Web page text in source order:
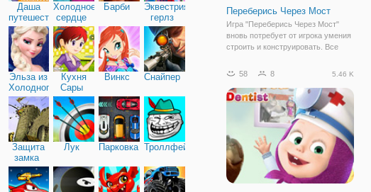
Даша
путешественница
Холодное
сердце
Барби
Эквестрия
герлз
Эльза из
Холодного
сердца
Кухня
Сары
Винкс Снайпер
Защита
замка
Лук Парковка Троллфейс
Переберись Через Мост
Игра "Переберись Через Мост"
вновь потребует от игрока умения
строить и конструировать. Все
конструкторы и создавать разные
задачей будет построить мост
через
58 8 5.46 K